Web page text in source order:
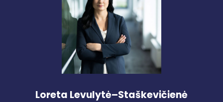
Loreta Levulytė–Staškevičienė